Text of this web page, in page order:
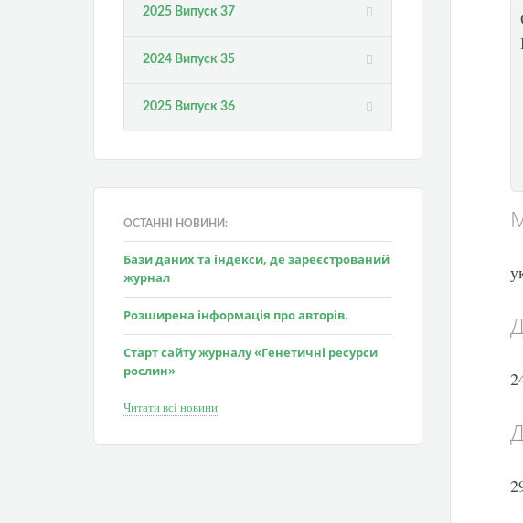
2025 Випуск 37
2024 Випуск 35
2025 Випуск 36
ОСТАННІ НОВИНИ:
Бази даних та індекси, де зареєстрований
журнал
Розширена інформація про авторів.
Старт сайту журналу «Генетичні ресурси
рослин»
Читати всі новини